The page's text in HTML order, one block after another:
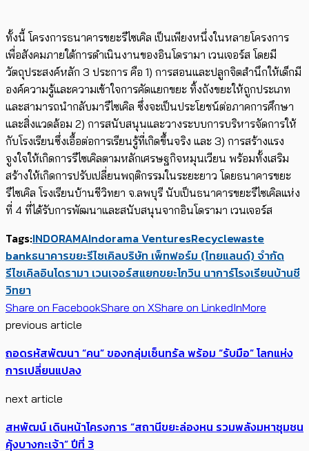
ทั้งนี้ โครงการธนาคารขยะรีไซเคิล เป็นเพียงหนึ่งในหลายโครงการ
เพื่อสังคมภายใต้การดำเนินงานของอินโดรามา เวนเจอร์ส โดยมี
วัตถุประสงค์หลัก 3 ประการ คือ 1) การสอนและปลูกจิตสำนึกให้เด็กมี
องค์ความรู้และความเข้าใจการคัดแยกขยะ ทิ้งถังขยะให้ถูกประเภท
และสามารถนำกลับมารีไซเคิล ซึ่งจะเป็นประโยชน์ต่อภาคการศึกษา
และสิ่งแวดล้อม 2) การสนับสนุนและวางระบบการบริหารจัดการให้
กับโรงเรียนซึ่งเอื้อต่อการเรียนรู้ที่เกิดขึ้นจริง และ 3) การสร้างแรง
จูงใจให้เกิดการรีไซเคิลตามหลักเศรษฐกิจหมุนเวียน พร้อมทั้งเสริม
สร้างให้เกิดการปรับเปลี่ยนพฤติกรรมในระยะยาว โดยธนาคารขยะ
รีไซเคิล โรงเรียนบ้านชีวิทยา จ.ลพบุรี นับเป็นธนาคารขยะรีไซเคิลแห่ง
ที่ 4 ที่ได้รับการพัฒนาและสนับสนุนจากอินโดรามา เวนเจอร์ส
Tags:INDORAMAIndorama VenturesRecyclewaste
bankธนาคารขยะรีไซเคิลบริษัท เพ็ทฟอร์ม (ไทยแลนด์) จำกัด
รีไซเคิลอินโดรามา เวนเจอร์สแยกขยะโกวิน นาการ์โรงเรียนบ้านชี
วิทยา
Share on FacebookShare on XShare on LinkedInMore
previous article
ถอดรหัสพัฒนา “คน” ของกลุ่มเซ็นทรัล พร้อม “รับมือ” โลกแห่ง
การเปลี่ยนแปลง
next article
สหพัฒน์ เดินหน้าโครงการ “สถานีขยะล่องหน รวมพลังมหาชุมชน
คุ้งบางกะเจ้า” ปีที่ 3